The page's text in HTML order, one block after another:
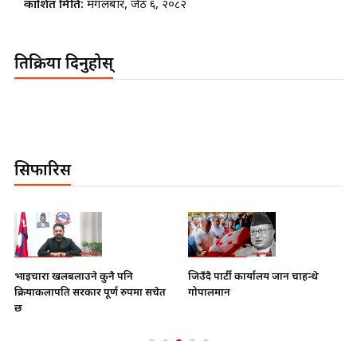
प्रकाशित मिति: मंगलबार, जेठ ६, २०८२
प्रतिक्रिया दिनुहोस्
सिफारिस
भाइचारा खलबलाउने कुनै पनि
क्रियाकलापप्रति सरकार पूर्ण रुपमा सचेत
छ
जिउँदै पार्टी कार्यालय जान चाहन्थे
गोपालमान